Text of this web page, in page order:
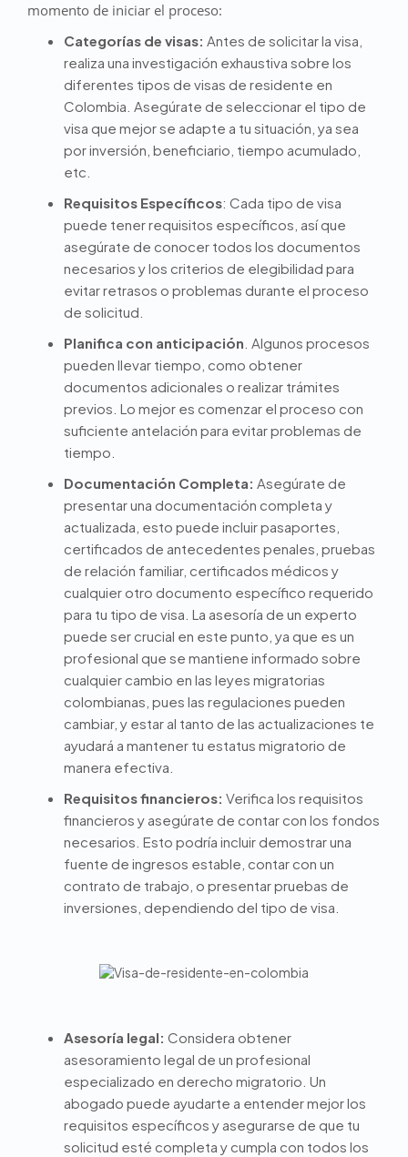
momento de iniciar el proceso:
Categorías de visas: Antes de solicitar la visa,
realiza una investigación exhaustiva sobre los
diferentes tipos de visas de residente en
Colombia. Asegúrate de seleccionar el tipo de
visa que mejor se adapte a tu situación, ya sea
por inversión, beneficiario, tiempo acumulado,
etc.
Requisitos Específicos: Cada tipo de visa
puede tener requisitos específicos, así que
asegúrate de conocer todos los documentos
necesarios y los criterios de elegibilidad para
evitar retrasos o problemas durante el proceso
de solicitud.
Planifica con anticipación . Algunos procesos
pueden llevar tiempo, como obtener
documentos adicionales o realizar trámites
previos. Lo mejor es comenzar el proceso con
suficiente antelación para evitar problemas de
tiempo.
Documentación Completa: Asegúrate de
presentar una documentación completa y
actualizada, esto puede incluir pasaportes,
certificados de antecedentes penales, pruebas
de relación familiar, certificados médicos y
cualquier otro documento específico requerido
para tu tipo de visa. La asesoría de un experto
puede ser crucial en este punto, ya que es un
profesional que se mantiene informado sobre
cualquier cambio en las leyes migratorias
colombianas, pues las regulaciones pueden
cambiar, y estar al tanto de las actualizaciones te
ayudará a mantener tu estatus migratorio de
manera efectiva.
Requisitos financieros: Verifica los requisitos
financieros y asegúrate de contar con los fondos
necesarios. Esto podría incluir demostrar una
fuente de ingresos estable, contar con un
contrato de trabajo, o presentar pruebas de
inversiones, dependiendo del tipo de visa.
Asesoría legal: Considera obtener
asesoramiento legal de un profesional
especializado en derecho migratorio. Un
abogado puede ayudarte a entender mejor los
requisitos específicos y asegurarse de que tu
solicitud esté completa y cumpla con todos los